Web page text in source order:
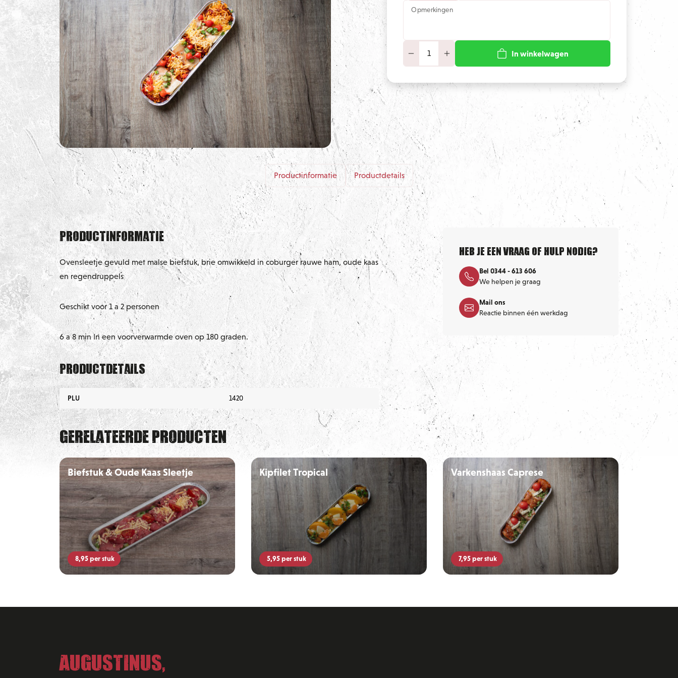
BBQ Sauzen
BBQ Benodigdheden
BBQ Voor De Kids
Opmerkingen
In winkelwagen
Productinformatie Productdetails
Productinformatie
Ovensleetje gevuld met malse biefstuk, brie omwikkeld in coburger rauwe ham, oude kaas
en regendruppels
Geschikt voor 1 a 2 personen
6 a 8 min In een voorverwarmde oven op 180 graden.
Productdetails
PLU 1420
Heb je een vraag of hulp nodig?
Bel 0344 - 613 606
We helpen je graag
Mail ons
Reactie binnen één werkdag
Gerelateerde producten
Biefstuk & Oude Kaas Sleetje
8,95per stuk
Kipfilet Tropical
5,95per stuk
Varkenshaas Caprese
7,95per stuk
Augustinus,